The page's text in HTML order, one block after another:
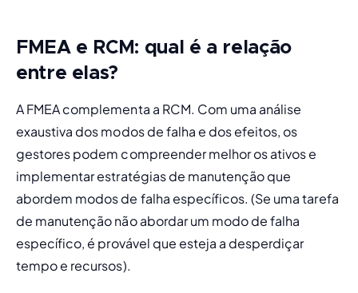
FMEA e RCM: qual é a relação
entre elas?
A FMEA complementa a RCM. Com uma análise
exaustiva dos modos de falha e dos efeitos, os
gestores podem compreender melhor os ativos e
implementar estratégias de manutenção que
abordem modos de falha específicos. (Se uma tarefa
de manutenção não abordar um modo de falha
específico, é provável que esteja a desperdiçar
tempo e recursos).